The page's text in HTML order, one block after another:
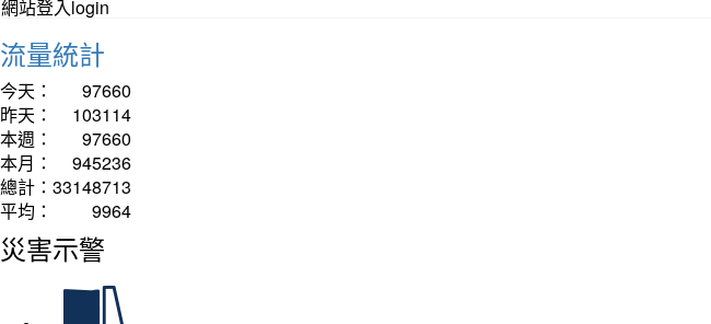
網站登入login
流量統計
今天：
97660
昨天：
103114
本週：
97660
本月：
945236
總計： 33148713
平均：
9964
災害示警